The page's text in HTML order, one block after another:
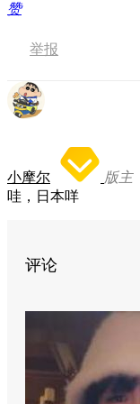
赞
举报
小摩尔 版主
哇，日本咩
评论